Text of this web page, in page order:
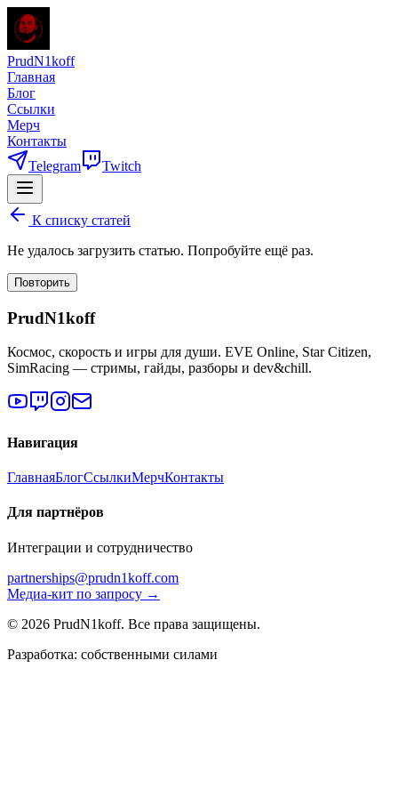
PrudN1koff
Главная
Блог
Ссылки
Мерч
Контакты
Telegram
Twitch
К списку статей
Не удалось загрузить статью. Попробуйте ещё раз.
Повторить
PrudN1koff
Космос, скорость и игры для души. EVE Online, Star Citizen,
SimRacing — стримы, гайды, разборы и dev&chill.
Навигация
ГлавнаяБлогСсылкиМерчКонтакты
Для партнёров
Интеграции и сотрудничество
partnerships@prudn1koff.com
Медиа-кит по запросу →
© 2026 PrudN1koff. Все права защищены.
Разработка: собственными силами